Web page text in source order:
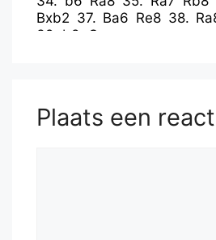
Bxb2 37. Ba6 Re8 38.
39. b8=Q
Plaats een